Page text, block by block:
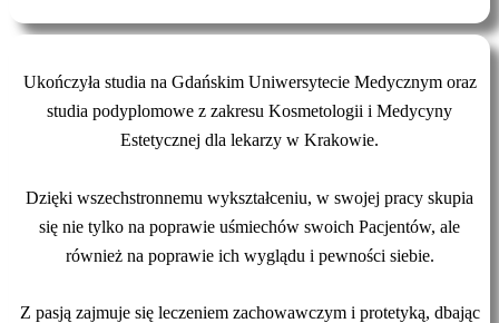
Ukończyła studia na Gdańskim Uniwersytecie Medycznym oraz
studia podyplomowe z zakresu Kosmetologii i Medycyny
Estetycznej dla lekarzy w Krakowie.
Dzięki wszechstronnemu wykształceniu, w swojej pracy skupia
się nie tylko na poprawie uśmiechów swoich Pacjentów, ale
również na poprawie ich wyglądu i pewności siebie.
Z pasją zajmuje się leczeniem zachowawczym i protetyką, dbając